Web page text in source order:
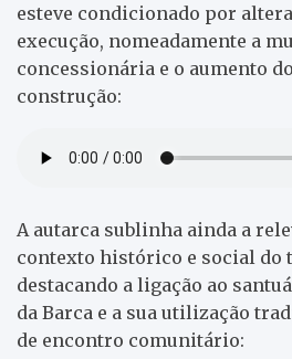
esteve condicionado por
execução, nomeadamente a
concessionária e o aumento
construção:
A autarca sublinha ainda a
contexto histórico e social
destacando a ligação ao
da Barca e a sua utilização
de encontro comunitário: